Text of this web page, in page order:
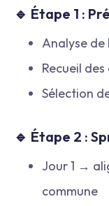
🔹 Étape 1 :
Analyse de
Recueil
Sélection
🔹 Étape 2 :
Jour 1 →
commune